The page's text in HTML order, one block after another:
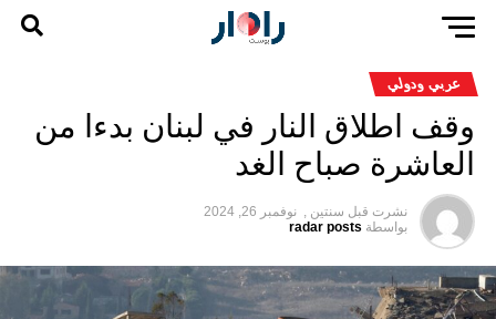
عربي ودولي
وقف اطلاق النار في لبنان بدءا من
العاشرة صباح الغد
نشرت قبل سنتين , نوفمبر 26, 2024
بواسطة radar posts